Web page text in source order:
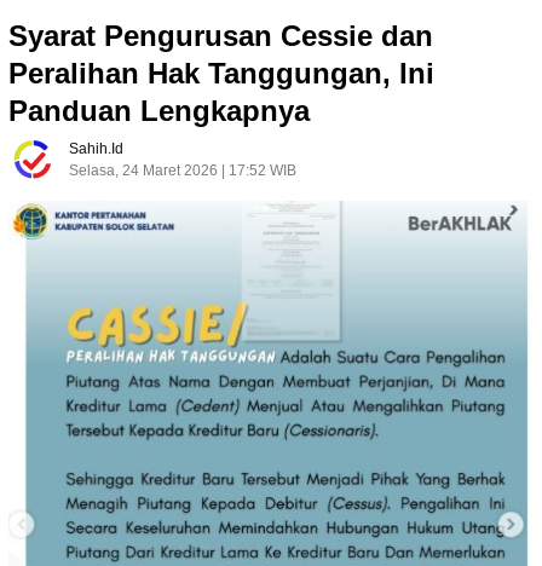
Syarat Pengurusan Cessie dan
Peralihan Hak Tanggungan, Ini
Panduan Lengkapnya
Sahih.id
Selasa, 24 Maret 2026 | 17:52 WIB